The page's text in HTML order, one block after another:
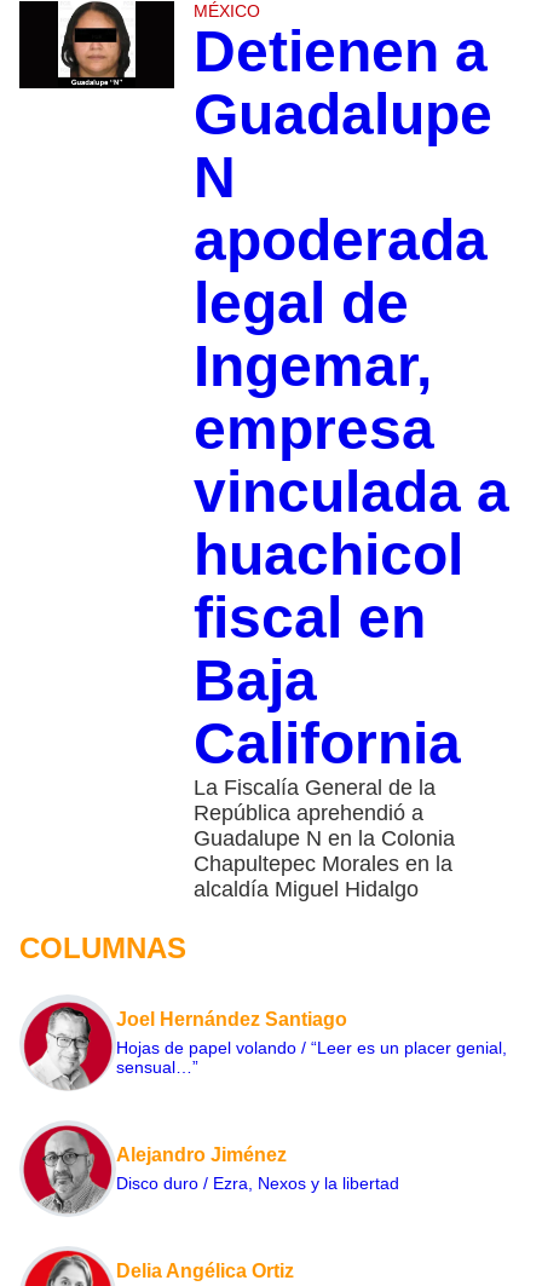
MÉXICO
Detienen a
Guadalupe
N
apoderada
legal de
Ingemar,
empresa
vinculada a
huachicol
fiscal en
Baja
California
La Fiscalía General de la
República aprehendió a
Guadalupe N en la Colonia
Chapultepec Morales en la
alcaldía Miguel Hidalgo
COLUMNAS
Joel Hernández Santiago
Hojas de papel volando / “Leer es un placer genial,
sensual…”
Alejandro Jiménez
Disco duro / Ezra, Nexos y la libertad
Delia Angélica Ortiz